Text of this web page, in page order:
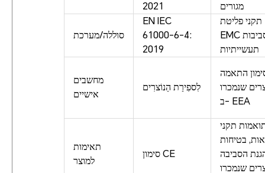
2021
מגורים
סוללה/מערכת
EN IEC
61000-6-4:
2019
תקני פליטת
EMC לסביבות
תעשייתיות
מחשבים
אישיים
לִספִירַת הַנוֹצרִים
התאמה
שנמכרו
ב- EEA
תאימות
למוצר
סימון CE
תקני
בטיחות
הסביבה
שנמכרו